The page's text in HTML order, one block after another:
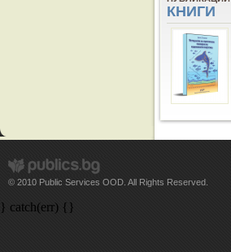
КНИГИ
© 2010 Public Services OOD. All Rights Reserved.
} catch(err) {}